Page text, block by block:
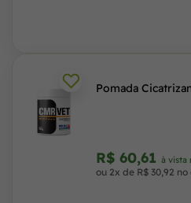
Pomada
R$ 60,61 à vista
ou 2x de R$ 30,92 no